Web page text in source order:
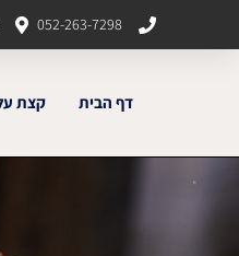
052-263-7298
דף הבית קצת